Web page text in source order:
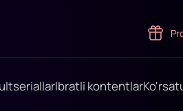
Ibratli kontentlar